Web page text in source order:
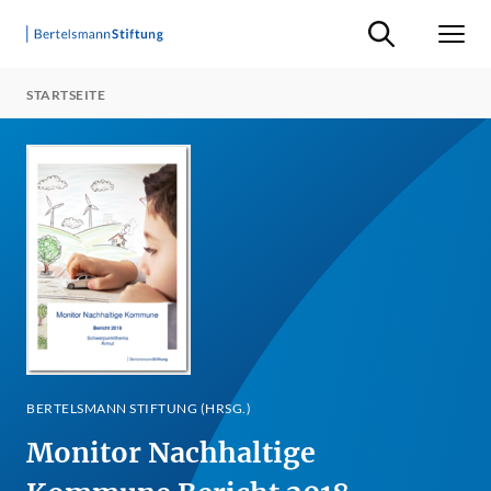
Suche ein-/
STARTSEITE
BERTELSMANN STIFTUNG (HRSG.)
Monitor Nachhaltige